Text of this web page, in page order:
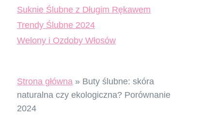
Suknie Ślubne z Długim Rękawem
Trendy Ślubne 2024
Welony i Ozdoby Włosów
Strona główna » Buty ślubne: skóra
naturalna czy ekologiczna? Porównanie
2024